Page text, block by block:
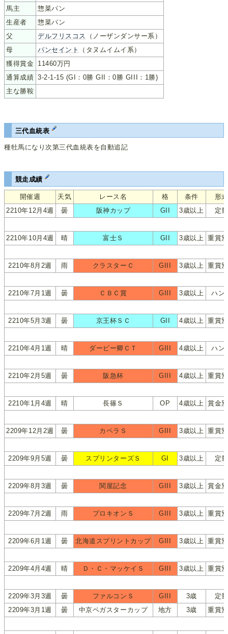
馬主
惣菜パン
生産者
惣菜パン
父
デルフリスコス
（ノーザンダンサー系）
母
パンセイント
（タヌムイムイ系）
獲得賞金 11460万円
通算成績 3-2-1-15 (GI：0勝 GII：0勝 GIII：1勝)
主な勝鞍
三代血統表
種牡馬になり次第三代血統表を自動追記
競走成績
開催週 天気 レース名 格 条件
形
2210年12月4週
曇 阪神カップ GII 3歳以上 定
2210年10月4週 晴 富士Ｓ GII 3歳以上 重賞
2210年8月2週 雨 クラスターＣ GIII 3歳以上 重賞
2210年7月1週 曇 ＣＢＣ賞 GIII 3歳以上 ハン
2210年5月3週 曇 京王杯ＳＣ GII 4歳以上 重賞
2210年4月1週 晴 ダービー卿ＣＴ GIII 4歳以上 ハン
2210年2月5週 曇 阪急杯 GIII 4歳以上 重賞
2210年1月4週 晴 長篠Ｓ OP 4歳以上 賞金
2209年12月2週 曇 カペラＳ GIII 3歳以上 重賞
2209年9月5週 曇 スプリンターズＳ GI 3歳以上 定
2209年8月3週 曇 関屋記念 GIII 3歳以上 賞金
2209年7月2週 雨 プロキオンＳ GIII 3歳以上 重賞
2209年6月1週 曇 北海道スプリントカップ GIII 3歳以上 重賞
2209年4月4週 晴 Ｄ・Ｃ・マッケイＳ GIII 3歳以上 重賞
2209年3月3週 曇 ファルコンＳ GIII 3歳
定
2209年3月1週
曇 中京ペガスターカップ 地方 3歳 重賞